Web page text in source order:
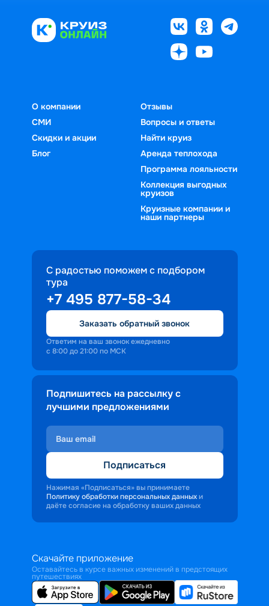
О компании
СМИ
Скидки и акции
Блог
Отзывы
Вопросы и ответы
Найти круиз
Аренда теплохода
Программа лояльности
Коллекция выгодных
круизов
Круизные компании и
наши партнеры
С радостью поможем с подбором
тура
+7 495 877-58-34
Заказать обратный звонок
Ответим на ваш звонок ежедневно
с 8:00 до 21:00 по МСК
Подпишитесь на рассылку с
лучшими предложениями
Подписаться
Нажимая «Подписаться» вы принимаете
Политику обработки персональных данных и
даёте согласие на обработку ваших данных
Скачайте приложение
Оставайтесь в курсе важных изменений в предстоящих
путешествиях